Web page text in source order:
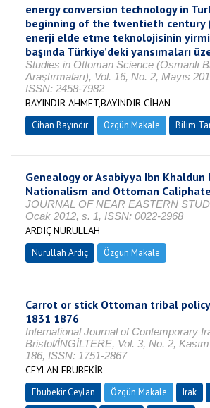
energy conversion technology in
beginning of the twentieth century
enerji elde etme teknolojisinin
başında Türkiye’deki yansımaları
Studies in Ottoman Science (Osmanlı
Araştırmaları), Vol. 16, No. 2, Mayıs
ISSN: 2458-7982
BAYINDIR AHMET,BAYINDIR CİHAN
Cihan Bayındır Özgün Makale Bilim
Genealogy or Asabiyya Ibn
Nationalism and Ottoman Caliphate
JOURNAL OF NEAR EASTERN
Ocak 2012, s. 1, ISSN: 0022-2968
ARDIÇ NURULLAH
Nurullah Ardıç Özgün Makale
Carrot or stick Ottoman tribal
1831 1876
International Journal of Contemporary
Bristol/İNGİLTERE, Vol. 3, No. 2,
186, ISSN: 1751-2867
CEYLAN EBUBEKİR
Ebubekir Ceylan Özgün Makale Irak